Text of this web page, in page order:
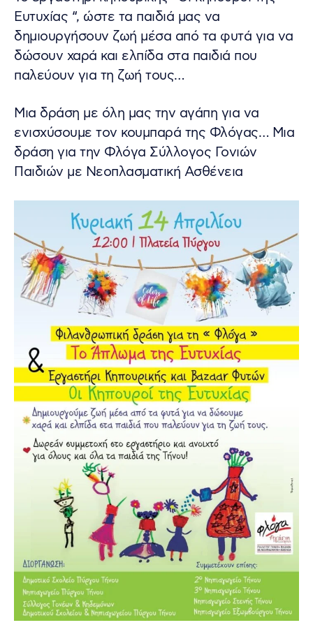
Ευτυχίας “, ώστε τα παιδιά μας να
δημιουργήσουν ζωή μέσα από τα φυτά για να
δώσουν χαρά και ελπίδα στα παιδιά που
παλεύουν για τη ζωή τους…
Μια δράση με όλη μας την αγάπη για να
ενισχύσουμε τον κουμπαρά της Φλόγας… Μια
δράση για την Φλόγα Σύλλογος Γονιών
Παιδιών με Νεοπλασματική Ασθένεια